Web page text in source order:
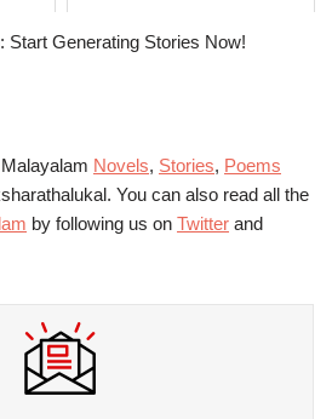
Start Generating Stories Now!
Novels, Stories, Poems
You can also read all the
by following us on Twitter and